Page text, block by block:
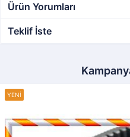
Ürün Yorumları
Teklif İste